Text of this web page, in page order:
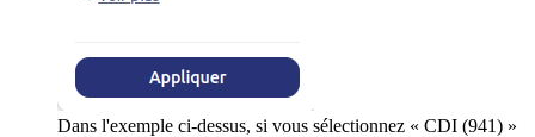
Dans l'exemple ci-dessus, si vous sélectionnez « CDI (941) »